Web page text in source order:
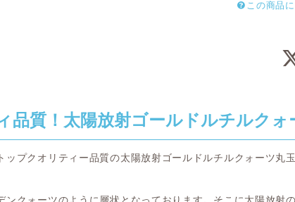
この商品
品質！太陽放射ゴールドルチルクォ
ップクオリティー品質の太陽放射ゴールドルチルクォーツ丸